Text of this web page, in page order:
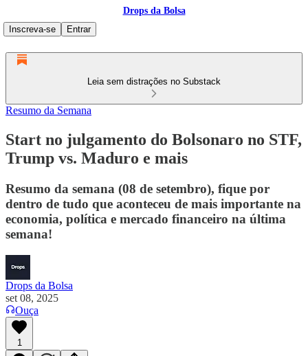
Drops da Bolsa
Inscreva-se
Entrar
Leia sem distrações no Substack
Resumo da Semana
Start no julgamento do Bolsonaro no STF,
Trump vs. Maduro e mais
Resumo da semana (08 de setembro), fique por
dentro de tudo que aconteceu de mais importante na
economia, política e mercado financeiro na última
semana!
Drops da Bolsa
set 08, 2025
Ouça
1